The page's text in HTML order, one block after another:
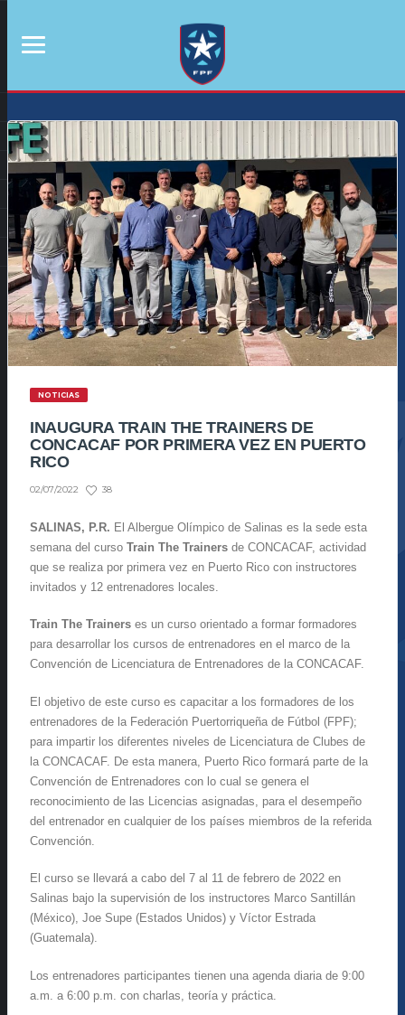
NOTICIAS
INAUGURA TRAIN THE TRAINERS DE
CONCACAF POR PRIMERA VEZ EN PUERTO
RICO
02/07/2022 38
SALINAS, P.R. El Albergue Olímpico de Salinas es la sede esta
semana del curso Train The Trainers de CONCACAF, actividad
que se realiza por primera vez en Puerto Rico con instructores
invitados y 12 entrenadores locales.
Train The Trainers es un curso orientado a formar formadores
para desarrollar los cursos de entrenadores en el marco de la
Convención de Licenciatura de Entrenadores de la CONCACAF.
El objetivo de este curso es capacitar a los formadores de los
entrenadores de la Federación Puertorriqueña de Fútbol (FPF);
para impartir los diferentes niveles de Licenciatura de Clubes de
la CONCACAF. De esta manera, Puerto Rico formará parte de la
Convención de Entrenadores con lo cual se genera el
reconocimiento de las Licencias asignadas, para el desempeño
del entrenador en cualquier de los países miembros de la referida
Convención.
El curso se llevará a cabo del 7 al 11 de febrero de 2022 en
Salinas bajo la supervisión de los instructores Marco Santillán
(México), Joe Supe (Estados Unidos) y Víctor Estrada
(Guatemala).
Los entrenadores participantes tienen una agenda diaria de 9:00
a.m. a 6:00 p.m. con charlas, teoría y práctica.